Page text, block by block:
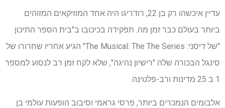
עדיין איכשהו רק בן 22, רודריגו היה אחד המוזיקאים המזוהים
ביותר בעולם כבר זמן מה. תפקידה בכיכובו ב"בית הספר התיכון
"של דיסני: The Musical: The The Series" הגיע אחריו שחרורו של
סינגל הבכורה שלה "רישיון נהיגה", שלא לקח זמן רב לנסוע למספר
1 ב 25 מדינות ורב-פלטינה.
אלבומים הנמכרים ביותר, פרסי גראמי וסיבוב הופעות עולמי בן